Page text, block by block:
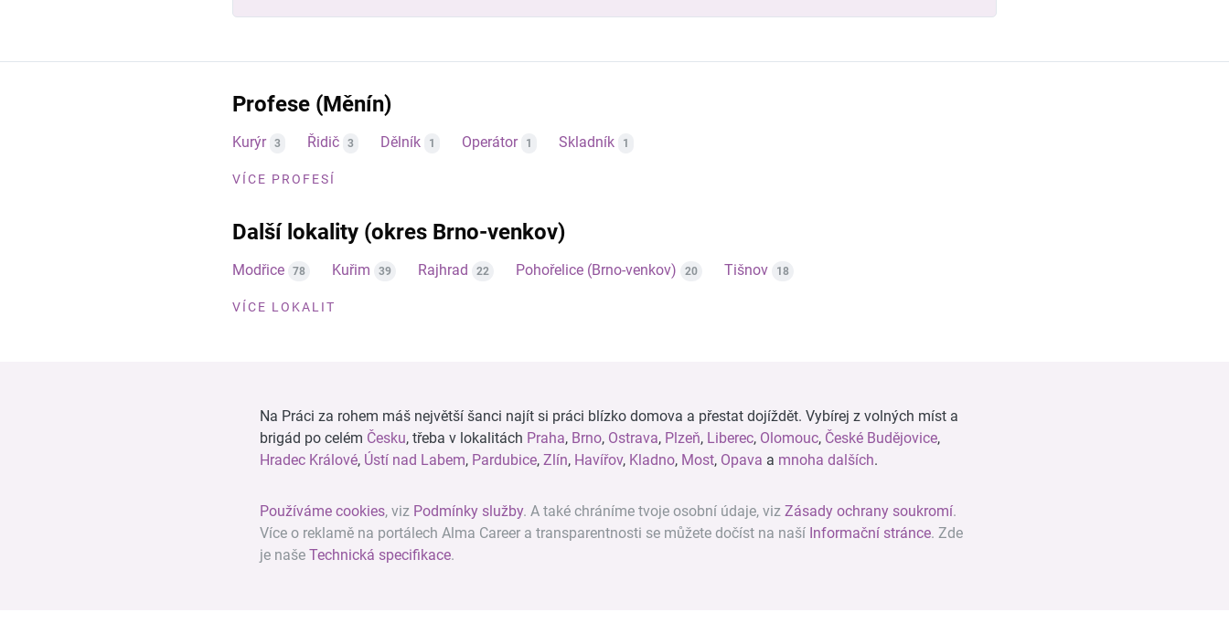
Profese (Měnín)
Kurýr 3 Řidič 3 Dělník 1 Operátor 1 Skladník 1
VÍCE PROFESÍ
Další lokality (okres Brno-venkov)
Modřice 78 Kuřim 39 Rajhrad 22 Pohořelice (Brno-venkov) 20 Tišnov 18
VÍCE LOKALIT
Na Práci za rohem máš největší šanci najít si práci blízko domova a přestat dojíždět. Vybírej z volných míst a
brigád po celém Česku, třeba v lokalitách Praha, Brno, Ostrava, Plzeň, Liberec, Olomouc, České Budějovice,
Hradec Králové, Ústí nad Labem, Pardubice, Zlín, Havířov, Kladno, Most, Opava a mnoha dalších.
Používáme cookies, viz Podmínky služby. A také chráníme tvoje osobní údaje, viz Zásady ochrany soukromí.
Více o reklamě na portálech Alma Career a transparentnosti se můžete dočíst na naší Informační stránce. Zde
je naše Technická specifikace.